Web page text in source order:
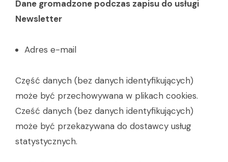
Dane gromadzone podczas zapisu do usługi
Newsletter
Adres e-mail
Część danych (bez danych identyfikujących)
może być przechowywana w plikach cookies.
Cześć danych (bez danych identyfikujących)
może być przekazywana do dostawcy usług
statystycznych.